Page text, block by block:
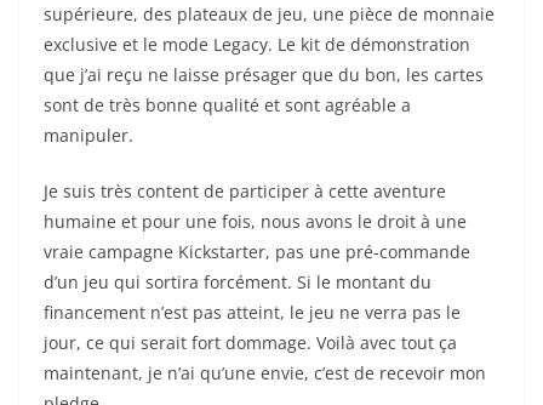
supérieure, des plateaux de jeu, une pièce de monnaie
exclusive et le mode Legacy. Le kit de démonstration
que j’ai reçu ne laisse présager que du bon, les cartes
sont de très bonne qualité et sont agréable a
manipuler.
Je suis très content de participer à cette aventure
humaine et pour une fois, nous avons le droit à une
vraie campagne Kickstarter, pas une pré-commande
d’un jeu qui sortira forcément. Si le montant du
financement n’est pas atteint, le jeu ne verra pas le
jour, ce qui serait fort dommage. Voilà avec tout ça
maintenant, je n’ai qu’une envie, c’est de recevoir mon